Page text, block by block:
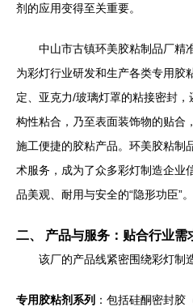
剂的应用变得至关重要。
中山市古镇环美胶粘制品厂精
为彩灯行业研发和生产各类专用胶
定、亚克力/玻璃灯罩的粘接密封
构性粘合，乃至表面装饰物的贴合
施工便捷的胶粘产品。环美胶粘制
术服务，成为了众多彩灯制造企业
品美观、耐用与安全的“隐形功臣”。
二、 产品与服务：贴合行业需
该厂的产品线紧密围绕彩灯制
专用胶粘剂系列 ：包括硅酮密封胶